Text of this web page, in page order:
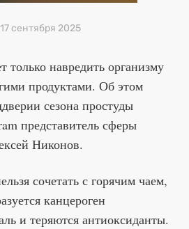
17 сентября 2025
навредить организму
продуктами. Об этом
сезона простуды
представитель сферы
Никонов.
сочетать с горячим чаем,
канцероген
и теряются антиоксиданты.